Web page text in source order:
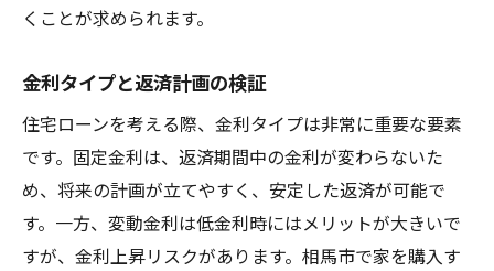
くことが求められます。
金利タイプと返済計画の検証
住宅ローンを考える際、金利タイプは非常に重要な要素
です。固定金利は、返済期間中の金利が変わらないた
め、将来の計画が立てやすく、安定した返済が可能で
す。一方、変動金利は低金利時にはメリットが大きいで
すが、金利上昇リスクがあります。相馬市で家を購入す